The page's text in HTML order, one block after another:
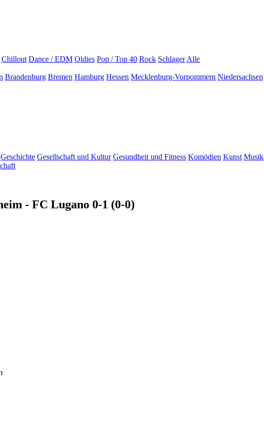
Chillout Dance / EDM Oldies Pop / Top 40 Rock Schlager Alle
Brandenburg Bremen Hamburg Hessen Mecklenburg-Vorpommern Niedersachsen
Geschichte Gesellschaft und Kultur Gesundheit und Fitness Komödien Kunst Musik
- FC Lugano 0-1 (0-0)